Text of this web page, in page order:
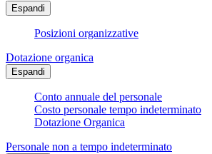
Espandi
Posizioni organizzative
Dotazione organica
Espandi
Conto annuale del personale
Costo personale tempo indeterminato
Dotazione Organica
Personale non a tempo indeterminato